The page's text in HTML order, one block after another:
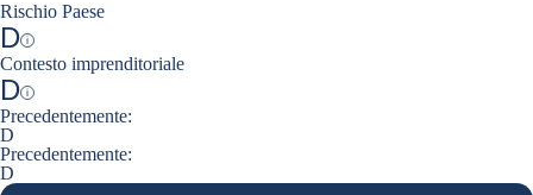
Rischio Paese
D
Help
Contesto imprenditoriale
D
Help
Precedentemente:
D
Precedentemente:
D